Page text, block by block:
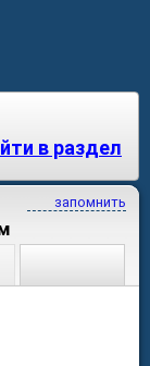
в раздел
запомнить